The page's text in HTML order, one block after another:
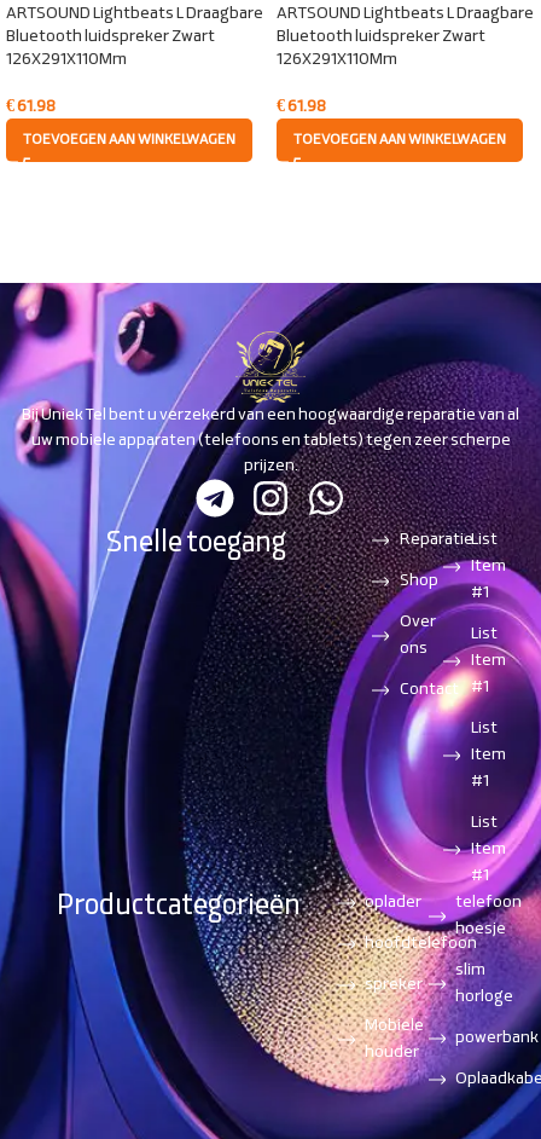
ARTSOUND Lightbeats L Draagbare
Bluetooth luidspreker Zwart
126X291X110Mm
€61.98
TOEVOEGEN AAN WINKELWAGEN
ARTSOUND Lightbeats L Draagbare
Bluetooth luidspreker Zwart
126X291X110Mm
€61.98
TOEVOEGEN AAN WINKELWAGEN
Bij Uniek Tel bent u verzekerd van een hoogwaardige reparatie van al
uw mobiele apparaten (telefoons en tablets) tegen zeer scherpe
prijzen.
Snelle toegang
Reparatie
Shop
Over
ons
Contact
List
Item
#1
List
Item
#1
List
Item
#1
List
Item
#1
Productcategorieën
oplader
hoofdtelefoon
spreker
Mobiele
houder
telefoon
hoesje
slim
horloge
powerbank